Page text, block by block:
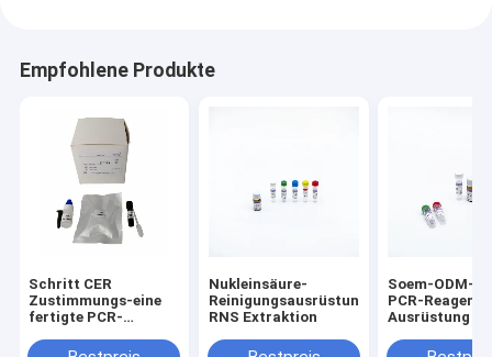
Empfohlene Produkte
Schritt CER
Zustimmungs-eine
fertigte PCR-
Extraction Kit
Nukleinsäure-
Reinigungsausrüstung
RNS Extraktion
Soem-ODM-
PCR-Reagens-
Ausrüstung